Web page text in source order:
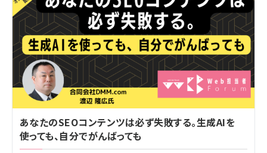
あなたのSEOコンテンツは必ず失敗する。生成AIを
使っても、自分でがんばっても